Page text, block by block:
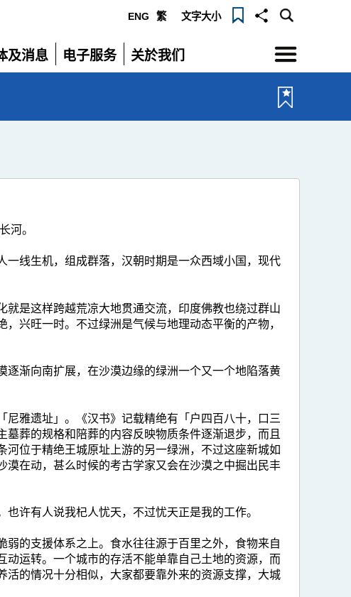
ENG 繁 文字大小
及消息
电子服务
展
关於我们
展
选
单
河。
线生机，组成群落，汉朝时期是一众西域小国，现代
是这样跨越荒凉大地贯通交流，印度佛教也绕过群山
兴旺一时。不过绿洲是气候与地理动态平衡的产物，
渐向南扩展，在沙漠边缘的绿洲一个又一个地陷落黄
雅遗址」。《汉书》记载精绝有「户四百八十，口三
葬的规格和陪葬的内容反映物质条件逐渐退步，而且
位于精绝王城原址上游的另一绿洲，不过这座新城如
在动，甚么时候的考古学家又会在沙漠之中掘出民丰
许有人说我杞人忧天，不过忧天正是我的工作。
的支援体系之上。食水往往源于百里之外，食物来自
运转。一个城市的存活不能单靠自己土地的资源，而
的情况十分相似，大家都要靠外来的资源支撑，大城